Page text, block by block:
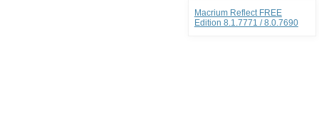
Macrium Reflect FREE
Edition 8.1.7771 / 8.0.7690